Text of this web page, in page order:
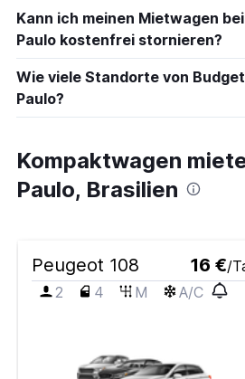
Kann ich meinen Mietwagen
Paulo kostenfrei stornieren?
Wie viele Standorte von
Paulo?
Kompaktwagen
Paulo, Brasilien
Peugeot 108 16 €/
2
4 M A/C